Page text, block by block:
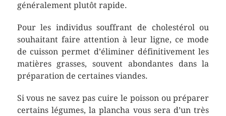
généralement plutôt rapide.
Pour les individus souffrant de cholestérol ou
souhaitant faire attention à leur ligne, ce mode
de cuisson permet d’éliminer définitivement les
matières grasses, souvent abondantes dans la
préparation de certaines viandes.
Si vous ne savez pas cuire le poisson ou préparer
certains légumes, la plancha vous sera d’un très